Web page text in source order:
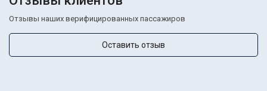
Отзывы наших верифицированных пассажиров
Оставить отзыв